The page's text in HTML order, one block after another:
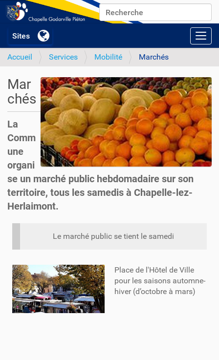
Chercher par
Recherche avancée…
Accueil Services Mobilité Marchés
Mar
chés
La
Comm
une
organi
se un marché public hebdomadaire sur son
territoire, tous les samedis à Chapelle-lez-
Herlaimont.
Le marché public se tient le samedi
Place de l'Hôtel de Ville
pour les saisons automne-
hiver (d’octobre à mars)